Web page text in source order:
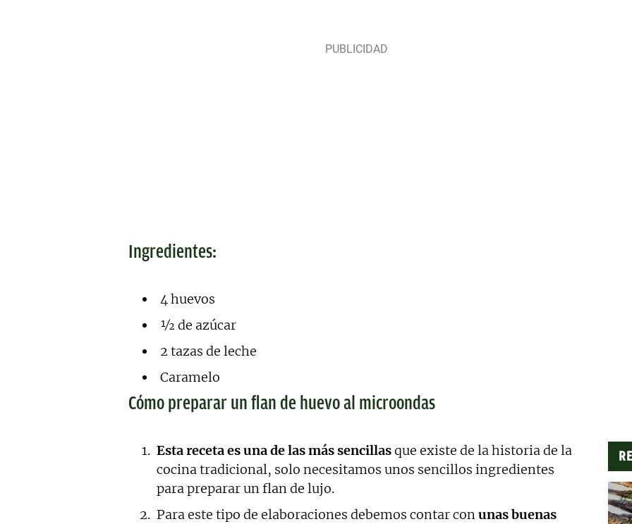
Ingredientes:
4 huevos
½ de azúcar
2 tazas de leche
Caramelo
Cómo preparar un flan de huevo al microondas
Esta receta es una de las más sencillasque existe de la historia de la
cocina tradicional, solo necesitamos unos sencillos ingredientes
para preparar un flan de lujo.
Para este tipo de elaboraciones debemos contar conunas buenas